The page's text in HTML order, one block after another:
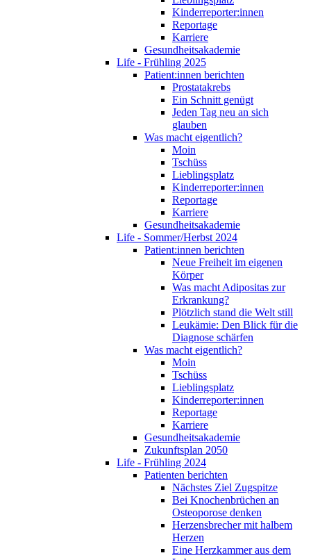
Kinderreporter:innen
Reportage
Karriere
Gesundheitsakademie
Life - Frühling 2025
Patient:innen berichten
Prostatakrebs
Ein Schnitt genügt
Jeden Tag neu an sich
glauben
Was macht eigentlich?
Moin
Tschüss
Lieblingsplatz
Kinderreporter:innen
Reportage
Karriere
Gesundheitsakademie
Life - Sommer/Herbst 2024
Patient:innen berichten
Neue Freiheit im eigenen
Körper
Was macht Adipositas zur
Erkrankung?
Plötzlich stand die Welt still
Leukämie: Den Blick für die
Diagnose schärfen
Was macht eigentlich?
Moin
Tschüss
Lieblingsplatz
Kinderreporter:innen
Reportage
Karriere
Gesundheitsakademie
Zukunftsplan 2050
Life - Frühling 2024
Patienten berichten
Nächstes Ziel Zugspitze
Bei Knochenbrüchen an
Osteoporose denken
Herzensbrecher mit halbem
Herzen
Eine Herzkammer aus dem